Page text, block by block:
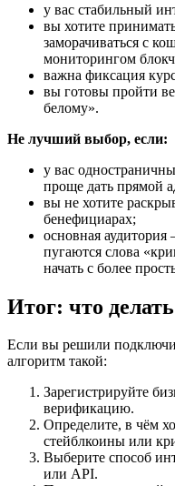
у вас стабильный
вы хотите
заморачиваться с
мониторингом
важна фиксация
вы готовы пройти
белому».
Не лучший выбор, если:
у вас
проще дать прямой
вы не хотите
бенефициарах;
основная
пугаются слова
начать с более
Итог: что
Если вы решили
алгоритм такой:
Зарегистрируйте
верификацию.
Определите, в чём
стейблкоины или
Выберите способ
или API.